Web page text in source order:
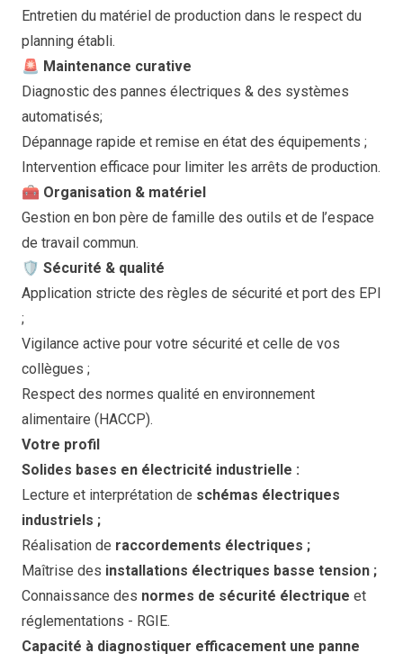
Entretien du matériel de production dans le respect du
planning établi.
🚨 Maintenance curative
Diagnostic des pannes électriques & des systèmes
automatisés;
Dépannage rapide et remise en état des équipements ;
Intervention efficace pour limiter les arrêts de production.
🧰 Organisation & matériel
Gestion en bon père de famille des outils et de l’espace
de travail commun.
🛡️ Sécurité & qualité
Application stricte des règles de sécurité et port des EPI
;
Vigilance active pour votre sécurité et celle de vos
collègues ;
Respect des normes qualité en environnement
alimentaire (HACCP).
Votre profil
Solides bases en électricité industrielle :
Lecture et interprétation de schémas électriques
industriels ;
Réalisation de raccordements électriques ;
Maîtrise des installations électriques basse tension ;
Connaissance des normes de sécurité électrique et
réglementations - RGIE.
Capacité à diagnostiquer efficacement une panne